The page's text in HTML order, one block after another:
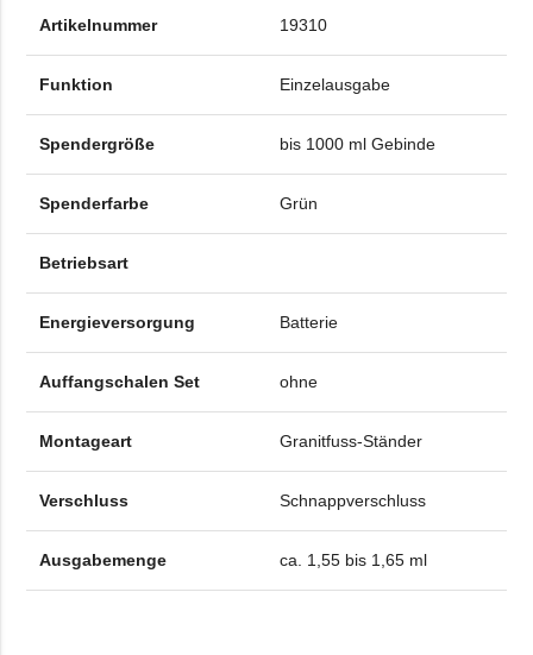
Artikelnummer 19310
Funktion Einzelausgabe
Spendergröße bis 1000 ml Gebinde
Spenderfarbe Grün
Betriebsart
Energieversorgung Batterie
Auffangschalen Set ohne
Montageart Granitfuss-Ständer
Verschluss Schnappverschluss
Ausgabemenge ca. 1,55 bis 1,65 ml